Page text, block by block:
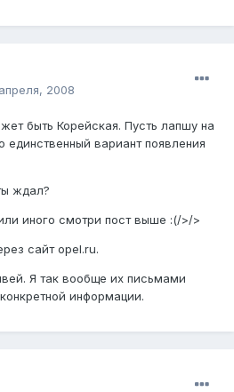
2008
быть Корейская. Пусть лапшу на
вариант появления
ждал?
иного смотри пост выше :(/>/>
сайт opel.ru.
Я так вообще их письмами
информации.